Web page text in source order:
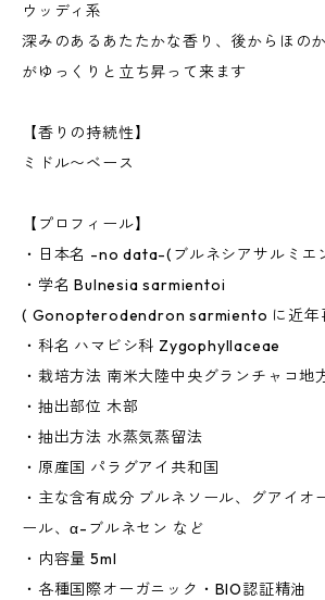
ウッディ系
深みのあるあたたかな香り、後からほの
がゆっくりと立ち昇って来ます
【香りの持続性】
ミドル〜ベース
【プロフィール】
・日本名 -no data-(ブルネシアサルミエ
・学名 Bulnesia sarmientoi
( Gonopterodendron sarmiento に近年
・科名 ハマビシ科 Zygophyllaceae
・栽培方法 南米大陸中央グランチャコ地
・抽出部位 木部
・抽出方法 水蒸気蒸留法
・原産国 パラグアイ共和国
・主な含有成分 ブルネソール、グアイオ
ール、α-ブルネセン など
・内容量 5ml
・各種国際オーガニック・BIO認証精油